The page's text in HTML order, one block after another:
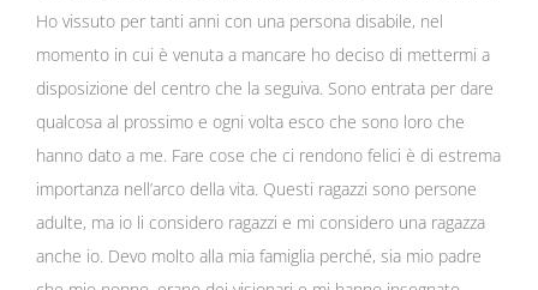
Ho vissuto per tanti anni con una persona disabile, nel
momento in cui è venuta a mancare ho deciso di mettermi a
disposizione del centro che la seguiva. Sono entrata per dare
qualcosa al prossimo e ogni volta esco che sono loro che
hanno dato a me. Fare cose che ci rendono felici è di estrema
importanza nell’arco della vita. Questi ragazzi sono persone
adulte, ma io li considero ragazzi e mi considero una ragazza
anche io. Devo molto alla mia famiglia perché, sia mio padre